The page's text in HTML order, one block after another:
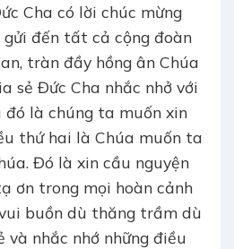
Cha có lời chúc mừng
đến tất cả cộng đoàn
tràn đầy hồng ân Chúa
sẻ Đức Cha nhắc nhở với
đó là chúng ta muốn xin
thứ hai là Chúa muốn ta
Đó là xin cầu nguyện
ơn trong mọi hoàn cảnh
buồn dù thăng trầm dù
và nhắc nhớ những điều